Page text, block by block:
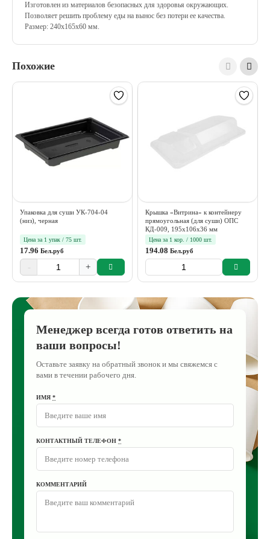
Изготовлен из материалов безопасных для здоровья окружающих.
Позволяет решить проблему еды на вынос без потери ее качества.
Размер: 240х165х60 мм.
Похожие
Упаковка для суши УК-704-04
(низ), черная
Цена за 1 упак / 75 шт.
17.96 Бел.руб
- +
Крышка «Витрина» к контейнеру
прямоугольная (для суши) ОПС
КД-009, 195х106х36 мм
Цена за 1 кор. / 1000 шт.
194.08 Бел.руб
Менеджер всегда готов ответить на
ваши вопросы!
Оставьте заявку на обратный звонок и мы свяжемся с
вами в течении рабочего дня.
ИМЯ *
КОНТАКТНЫЙ ТЕЛЕФОН *
КОММЕНТАРИЙ